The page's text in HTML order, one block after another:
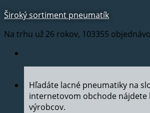
Široký sortiment pneumatík
Na trhu už 26 rokov, 103355
Hľadáte lacné pneumatiky na
internetovom obchode nájdete
výrobcov.